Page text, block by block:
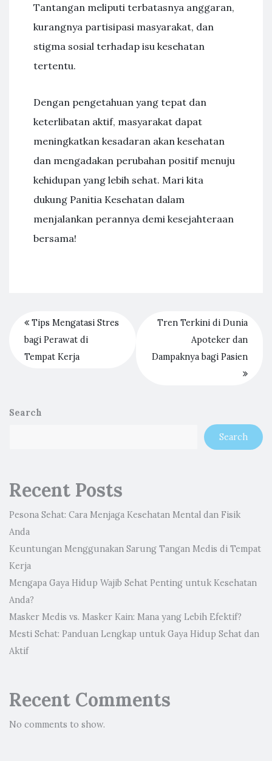
Tantangan meliputi terbatasnya anggaran,
kurangnya partisipasi masyarakat, dan
stigma sosial terhadap isu kesehatan
tertentu.
Dengan pengetahuan yang tepat dan
keterlibatan aktif, masyarakat dapat
meningkatkan kesadaran akan kesehatan
dan mengadakan perubahan positif menuju
kehidupan yang lebih sehat. Mari kita
dukung Panitia Kesehatan dalam
menjalankan perannya demi kesejahteraan
bersama!
Tips Mengatasi Stres
bagi Perawat di
Tempat Kerja
Tren Terkini di Dunia
Apoteker dan
Dampaknya bagi Pasien
Search
Search
Recent Posts
Pesona Sehat: Cara Menjaga Kesehatan Mental dan Fisik
Anda
Keuntungan Menggunakan Sarung Tangan Medis di Tempat
Kerja
Mengapa Gaya Hidup Wajib Sehat Penting untuk Kesehatan
Anda?
Masker Medis vs. Masker Kain: Mana yang Lebih Efektif?
Mesti Sehat: Panduan Lengkap untuk Gaya Hidup Sehat dan
Aktif
Recent Comments
No comments to show.